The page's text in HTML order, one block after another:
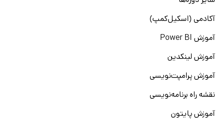
آکادمی (اسکیل‌کمپ)
آموزش Power BI
آموزش لینکدین
آموزش پرامپت‌نویسی
نقشه راه برنامه‌نویسی
آموزش پایتون